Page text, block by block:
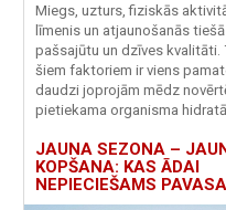
Miegs, uzturs, fiziskās
līmenis un atjaunošanās
pašsajūtu un dzīves kvalitāti.
šiem faktoriem ir viens
daudzi joprojām mēdz
pietiekama organisma
JAUNA SEZONA –
KOPŠANA: KAS ĀDAI
NEPIECIEŠAMS